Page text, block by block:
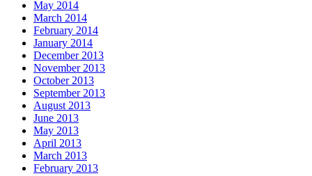
May 2014
March 2014
February 2014
January 2014
December 2013
November 2013
October 2013
September 2013
August 2013
June 2013
May 2013
April 2013
March 2013
February 2013